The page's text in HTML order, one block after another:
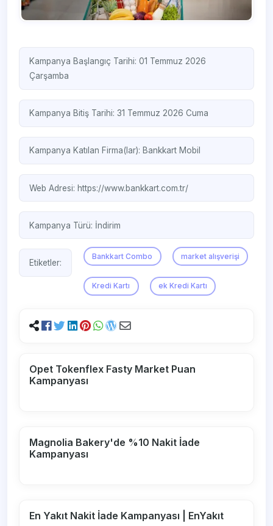
Kampanya Başlangıç Tarihi: 01 Temmuz 2026
Çarşamba
Kampanya Bitiş Tarihi: 31 Temmuz 2026 Cuma
Kampanya Katılan Firma(lar): Bankkart Mobil
Web Adresi:https://www.bankkart.com.tr/
Kampanya Türü: İndirim
Etiketler:
Bankkart Combo market alışverişi
Kredi Kartı ek Kredi Kartı
Opet Tokenflex Fasty Market Puan
Kampanyası
Magnolia Bakery'de %10 Nakit İade
Kampanyası
En Yakıt Nakit İade Kampanyası | EnYakıt